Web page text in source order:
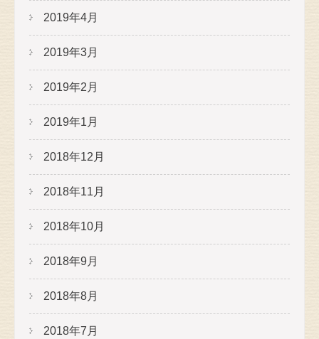
2019年4月
2019年3月
2019年2月
2019年1月
2018年12月
2018年11月
2018年10月
2018年9月
2018年8月
2018年7月